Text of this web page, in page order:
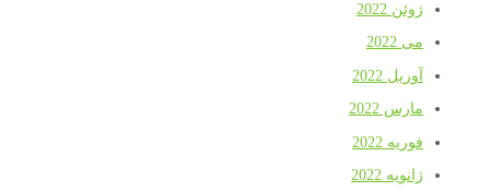
ژوئن 2022
می 2022
آوریل 2022
مارس 2022
فوریه 2022
ژانویه 2022